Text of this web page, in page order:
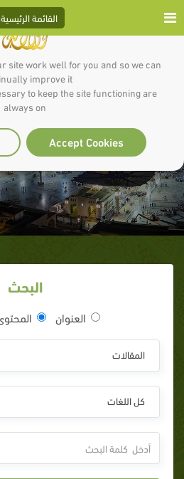
site work well for you and so we can
improve it.
to keep the site functioning are
always on
Accept Cookies
القائمة الرئيسية
كَبَد
البحث
العنوان
المقالات
كل اللغات